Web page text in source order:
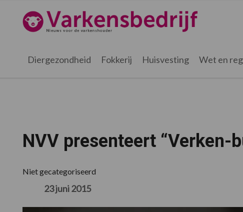
hoofdnavigatie
hoofd
eerste
voettekst
Varkensbedrijf.nl
Diergezondheid Fokkerij Huisvesting Wet en
NVV presenteert “Verken-
Niet gecategoriseerd
23 juni 2015